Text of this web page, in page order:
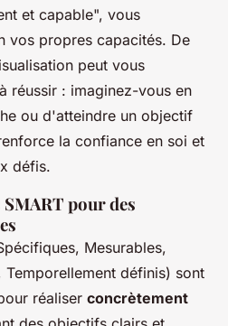
et capable", vous
vos propres capacités. De
peut vous
réussir : imaginez-vous en
ou d'atteindre un objectif
la confiance en soi et
défis.
pour des
Mesurables,
Temporellement définis) sont
réaliser concrètement